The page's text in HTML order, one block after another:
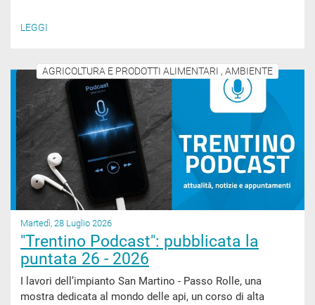
LEGGI
AGRICOLTURA E PRODOTTI ALIMENTARI , AMBIENTE
Martedì, 28 Luglio 2026
"Trentino Podcast": pubblicata la
puntata 26 - 2026
I lavori dell’impianto San Martino - Passo Rolle, una
mostra dedicata al mondo delle api, un corso di alta